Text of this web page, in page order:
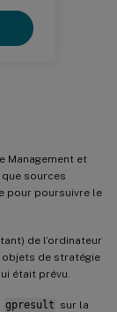
Management et
sources
pour poursuivre le
de l’ordinateur
objets de stratégie
était prévu.
gpresult sur la